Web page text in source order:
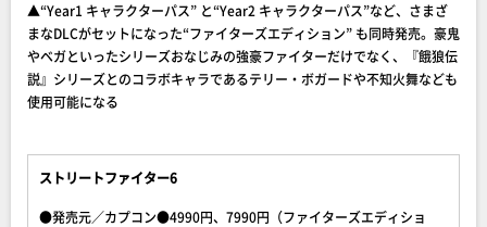
▲“Year1 キャラクターパス” と“Year2 キャラクターパス”など、さまざ
まなDLCがセットになった“ファイターズエディション” も同時発売。豪鬼
やベガといったシリーズおなじみの強豪ファイターだけでなく、『餓狼伝
説』シリーズとのコラボキャラであるテリー・ボガードや不知火舞なども
使用可能になる
ストリートファイター6
●発売元／カプコン●4990円、7990円（ファイターズエディショ